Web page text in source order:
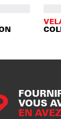
VOUS
EN